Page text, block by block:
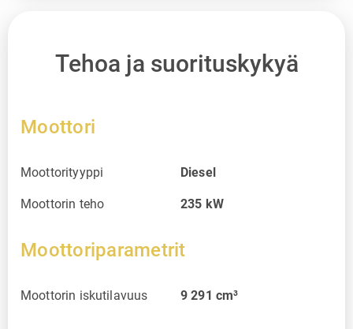
Tehoa ja suorituskykyä
Moottori
Moottorityyppi Diesel
Moottorin teho 235 kW
Moottoriparametrit
Moottorin iskutilavuus 9 291 cm³